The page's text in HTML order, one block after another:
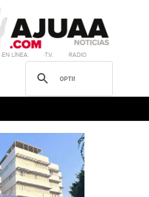
·EN LÍNEA. ·T.V. ·RADIO